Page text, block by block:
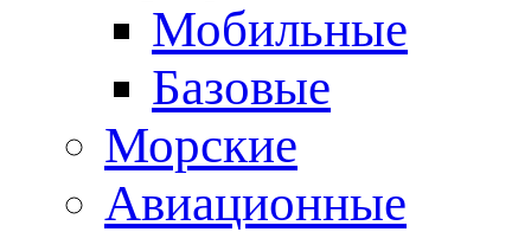
Мобильные
Базовые
Морские
Авиационные